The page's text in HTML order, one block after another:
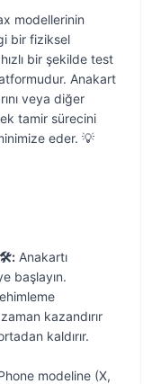
modellerinin
bir fiziksel
bir şekilde test
Anakart
veya diğer
tamir sürecini
eder. 💡
🛠️: Anakartı
başlayın.
kazandırır
kaldırır.
modeline (X,